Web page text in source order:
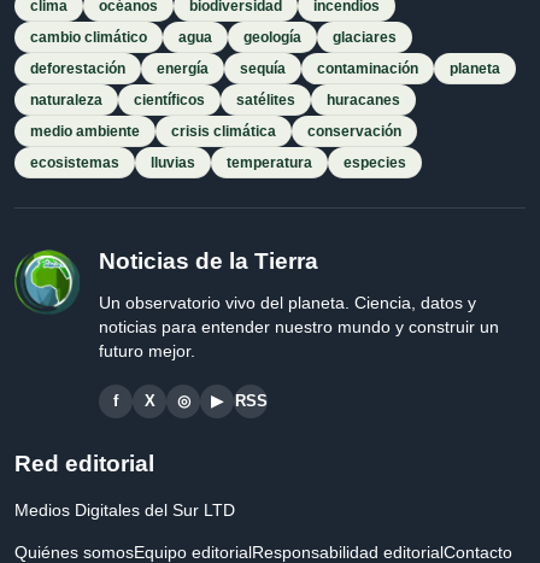
clima océanos biodiversidad
incendios
cambio climático
agua geología
glaciares
deforestación
energía sequía contaminación
planeta
naturaleza
científicos satélites
huracanes
medio ambiente
crisis climática
conservación
ecosistemas
lluvias temperatura especies
Noticias de la Tierra
Un observatorio vivo del planeta. Ciencia, datos y
noticias para entender nuestro mundo y construir un
futuro mejor.
f X ◎ ▶ RSS
Red editorial
Medios Digitales del Sur LTD
Quiénes somosEquipo editorialResponsabilidad editorialContacto